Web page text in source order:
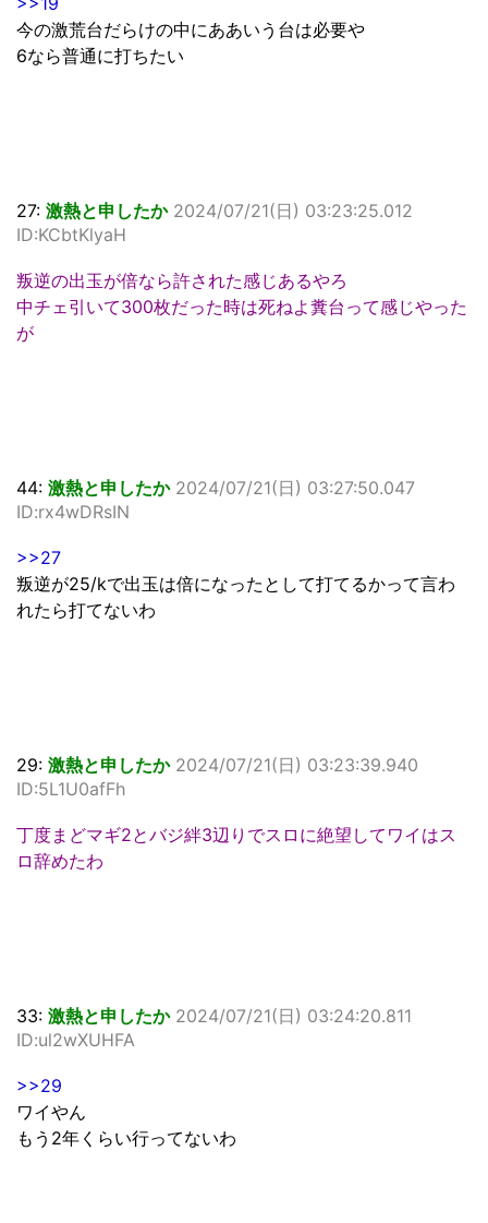
今の激荒台だらけの中にああいう台は必要や
6なら普通に打ちたい
27: 激熱と申したか 2024/07/21(日) 03:23:25.012
ID:KCbtKlyaH
叛逆の出玉が倍なら許された感じあるやろ
中チェ引いて300枚だった時は死ねよ糞台って感じやった
が
44: 激熱と申したか 2024/07/21(日) 03:27:50.047
ID:rx4wDRsIN
>>27
叛逆が25/kで出玉は倍になったとして打てるかって言わ
れたら打てないわ
29: 激熱と申したか 2024/07/21(日) 03:23:39.940
ID:5L1U0afFh
丁度まどマギ2とバジ絆3辺りでスロに絶望してワイはス
ロ辞めたわ
33: 激熱と申したか 2024/07/21(日) 03:24:20.811
ID:ul2wXUHFA
>>29
ワイやん
もう2年くらい行ってないわ